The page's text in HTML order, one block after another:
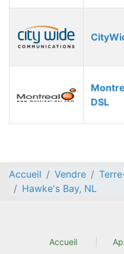
DSL
Accueil Vendre
Hawke's Bay, NL
Accueil